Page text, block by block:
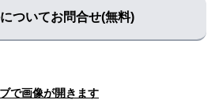
ついてお問合せ(無料)
で画像が開きます